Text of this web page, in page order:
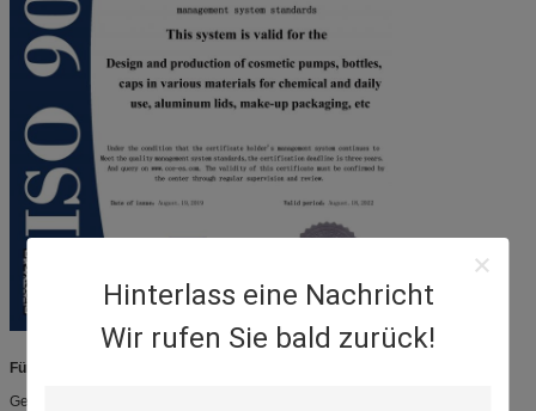
Hinterlass eine Nachricht
Wir rufen Sie bald zurück!
Für Ihre Produkte wie:
Gesichtspflege